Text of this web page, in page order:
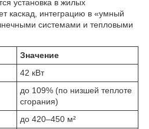
установка в жилых
каскад, интеграцию в «умный
системами и тепловыми
Значение
42 кВт
до 109% (по низшей теплоте
сгорания)
до 420–450 м²